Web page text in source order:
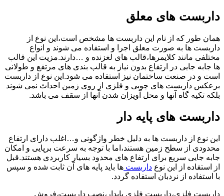
داربست های معلق
همان طور که از نام این داربست ها مشخص است،این نوع از
داربست ها به صورت معلق اجرا و استفاده می شوند و انواع
مختلفی مانند کلایمرها،قالب های لغزنده و …دارند.مزیت این قالب
ها جابه جایی در ارتفاع بدون نیاز به قالب بندی های مرتفع و طولانی
است و در صنعت ساختمان نیز استفاده می شود.این نوع از داربست
برعکس داربست های چوبی و فلزی از روی زمین احداث نمی شوند
بلکه تکیه گاه آنها و محل آویزان شدن آنها از سقف می باشد.
داربست های پایه دار
این نوع از داربست ها به دلیل خطر واژگونی و…اغلب دارای ارتفاع
محدودی از سطح زمین هستند،اما با توجه به سرعت برپایی و امکان
جابه جایی سریع برای ارتفاع های محدود بسیار کاربردی هستند.قبل
از استفاده از این نوع داربست ها باید پایه های آن ثابت شده و سپس
با استفاده از نردبان استفاده گردد.
داربست فلزی،داربست فلزی پایدار،نصب داربست،فروش